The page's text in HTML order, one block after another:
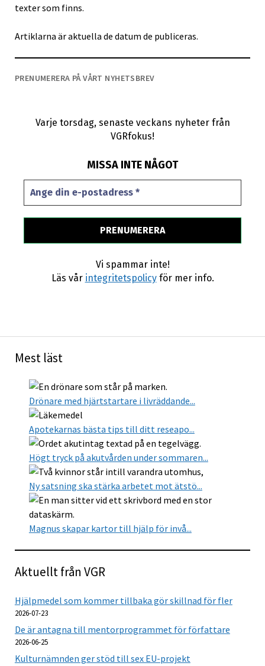
texter som finns.
Artiklarna är aktuella de datum de publiceras.
PRENUMERERA PÅ VÅRT NYHETSBREV
Varje torsdag, senaste veckans nyheter från
VGRfokus!
MISSA INTE NÅGOT
Vi spammar inte!
Läs vår integritetspolicyför mer info.
Mest läst
Drönare med hjärtstartare i livräddande...
Apotekarnas bästa tips till ditt reseapo...
Högt tryck på akutvården under sommaren...
Ny satsning ska stärka arbetet mot ätstö...
Magnus skapar kartor till hjälp för invå...
Aktuellt från VGR
Hjälpmedel som kommer tillbaka gör skillnad för fler
2026-07-23
De är antagna till mentorprogrammet för författare
2026-06-25
Kulturnämnden ger stöd till sex EU-projekt